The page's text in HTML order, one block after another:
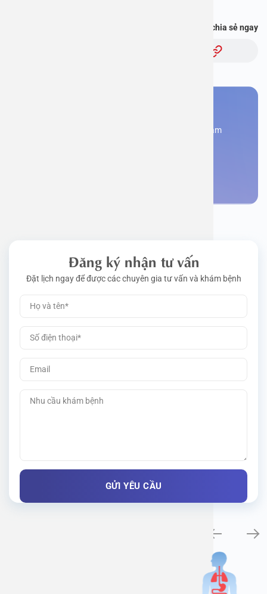
Bạn thấy thông tin này hữu ích, chia sẻ ngay
Đăng kí ngay để được các chuyên gia tư vấn và khám
Đăng ký nhận tư vấn
Đặt lịch ngay để được các chuyên gia tư vấn và khám bệnh